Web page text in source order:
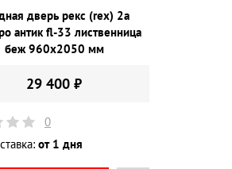
дверь рекс (rex) 2а
антик fl-33 лиственница
беж 960х2050 мм
29 400 ₽
0
от 1 дня